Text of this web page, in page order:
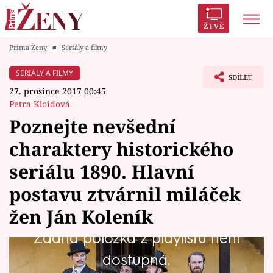
ŽIVĚ
Módní alarm
Témata
Celebrity
Vztahy
Seriály
Prima Ženy ■ Seriály a filmy
SERIÁLY A FILMY
27. prosince 2017 00:45
Petra Kloidová
SDÍLET
Poznejte nevšední
charaktery historického
seriálu 1890. Hlavní
postavu ztvárnil miláček
žen Ján Koleník
Žádná položka z playlistu není
dostupná.
Nový slovenský seriál 1890, jenž představuje